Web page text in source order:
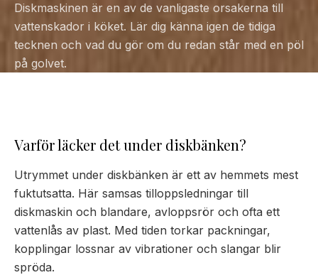
Diskmaskinen är en av de vanligaste orsakerna till
vattenskador i köket. Lär dig känna igen de tidiga
tecknen och vad du gör om du redan står med en pöl
på golvet.
Varför läcker det under diskbänken?
Utrymmet under diskbänken är ett av hemmets mest
fuktutsatta. Här samsas tilloppsledningar till
diskmaskin och blandare, avloppsrör och ofta ett
vattenlås av plast. Med tiden torkar packningar,
kopplingar lossnar av vibrationer och slangar blir
spröda.